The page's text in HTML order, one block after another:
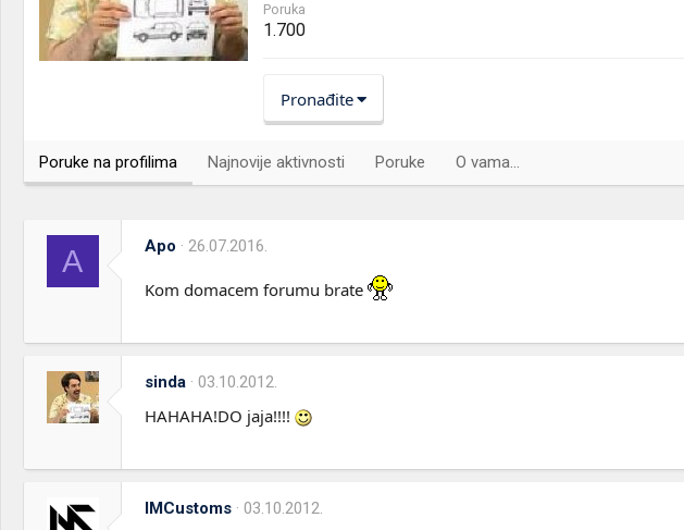
Poruka
1.700
Pronađite
Poruke na profilima Najnovije aktivnosti Poruke O vama...
A Apo 26.07.2016.
Kom domacem forumu brate
sinda 03.10.2012.
HAHAHA!DO jaja!!!!
IMCustoms 03.10.2012.